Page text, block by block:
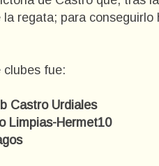
la regata; para
clubes fue:
Castro Urdiales
Limpias-Hermet10